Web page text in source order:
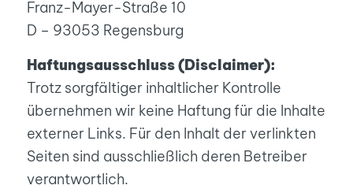
Franz-Mayer-Straße 10
D – 93053 Regensburg
Haftungsausschluss (Disclaimer):
Trotz sorgfältiger inhaltlicher Kontrolle
übernehmen wir keine Haftung für die Inhalte
externer Links. Für den Inhalt der verlinkten
Seiten sind ausschließlich deren Betreiber
verantwortlich.